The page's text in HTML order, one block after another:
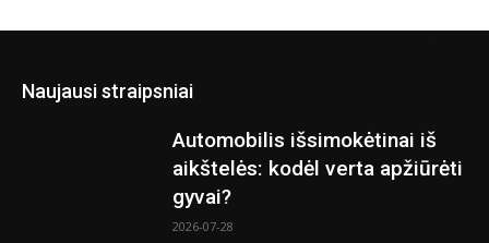
Naujausi straipsniai
Automobilis išsimokėtinai iš
aikštelės: kodėl verta apžiūrėti
gyvai?
2026-07-28